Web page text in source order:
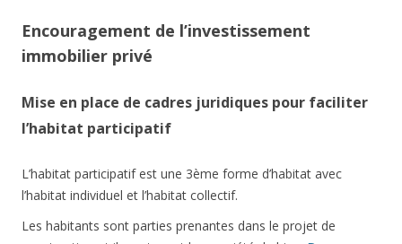
Encouragement de l’investissement
immobilier privé
Mise en place de cadres juridiques pour faciliter
l’habitat participatif
L’habitat participatif est une 3ème forme d’habitat avec
l’habitat individuel et l’habitat collectif.
Les habitants sont parties prenantes dans le projet de